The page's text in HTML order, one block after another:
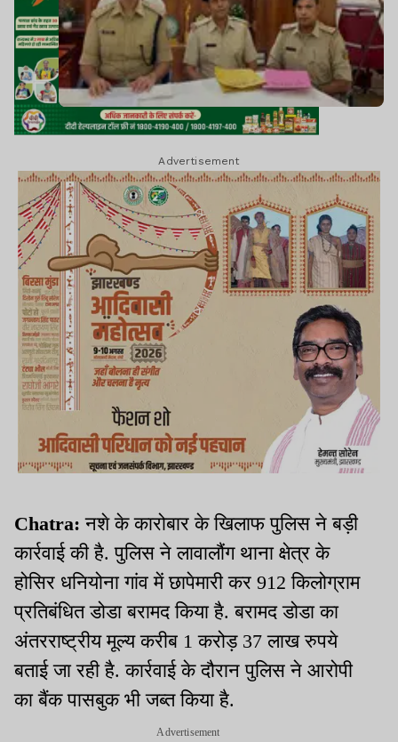
Advertisement
Chatra: नशे के कारोबार के खिलाफ पुलिस ने बड़ी
कार्रवाई की है. पुलिस ने लावालौंग थाना क्षेत्र के
होसिर धनियोना गांव में छापेमारी कर 912 किलोग्राम
प्रतिबंधित डोडा बरामद किया है. बरामद डोडा का
अंतरराष्ट्रीय मूल्य करीब 1 करोड़ 37 लाख रुपये
बताई जा रही है. कार्रवाई के दौरान पुलिस ने आरोपी
का बैंक पासबुक भी जब्त किया है.
Advertisement